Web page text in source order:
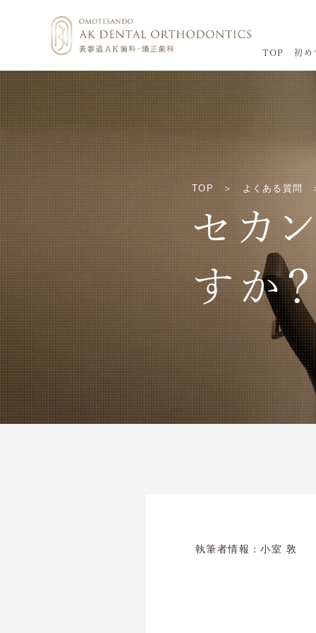
TOP 初め
TOP よくある質問
セカ
すか？
執筆者情報：小室 敦